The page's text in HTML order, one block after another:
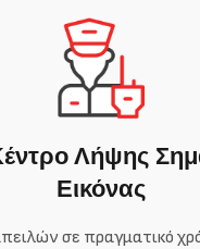
Λήψης
Εικόνας
σε πραγματικό